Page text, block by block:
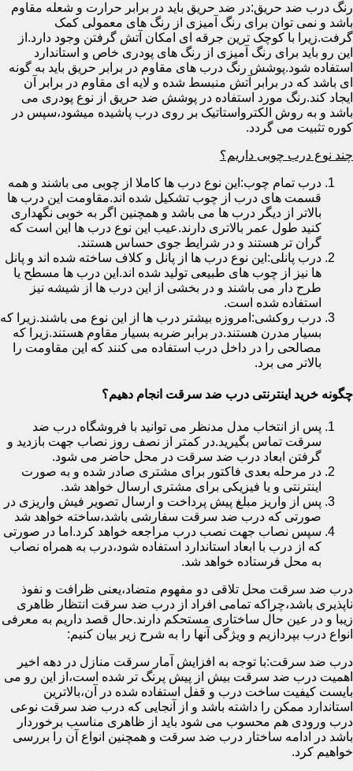
رنگ درب ضد حریق:در ضد حریق باید در برابر حرارت و شعله مقاوم
باشد و نمی توان برای رنگ آمیزی از رنگ های معمولی کمک
گرفت.زیرا با کوچک ترین جرقه ای امکان آتش گرفتن وجود دارد.از
این رو باید برای رنگ آمیزی از رنگ های پودری خاص و استاندارد
استفاده شود.پوشش رنگ درب های مقاوم در برابر حریق باید به گونه
ای باشد که در برابر آتش منبسط شده و لایه ای مقاوم در برابر آن
ایجاد کند.رنگ مورد استفاده در پوشش ضد حریق از نوع پودری می
باشد و به روش الکترواستاتیک بر روی درب پاشیده میشود،سپس در
کوره تثبیت می گردد.
چند نوع درب چوبی داریم؟
درب تمام چوب:این نوع درب ها کاملا از چوبی می باشند و همه
قسمت های درب از چوب تشکیل شده اند.مقاومت این درب ها
بالاتر از دیگر درب ها می باشد و همچنین اگر به خوبی نگهداری
کنید طول عمر بالاتری دارند.عیب این نوع درب ها این است که
گران تر هستند و در شرایط جوی حساس هستند.
درب پانلی:این نوع درب ها از پانل و کلاف ساخته شده اند و پانل
ها نیز از چوب های طبیعی تولید شده اند.این درب ها مسطح یا
طرح دار می باشند و در بخشی از این درب ها از شیشه نیز
استفاده شده است.
درب روکشی:امروزه بیشتر درب ها از این نوع می باشند.زیرا که
بسیار مدرن هستند.در برابر ضربه بسیار مقاوم هستند.زیرا که
مصالحی را در داخل درب استفاده می کنند که این مقاومت را
بالاتر می برد.
چگونه خرید اینترنتی درب ضد سرقت انجام دهیم؟
پس از انتخاب مدل مدنظر می توانید با فروشگاه درب ضد
سرقت تماس بگیرید.در کمتر از نصف روز نصاب جهت بازدید و
گرفتن ابعاد درب ضد سرقت در محل حاضر می شود.
در مرحله بعدی فاکتور برای مشتری صادر شده و به صورت
اینترنتی و یا فیزیکی برای مشتری ارسال خواهد شد.
پس از واریز مبلغ پیش پرداخت و ارسال تصویر فیش واریزی در
صورتی که درب ضد سرقت سفارشی باشد،ساخته خواهد شد
سپس نصاب جهت نصب درب مراجعه خواهد کرد.اما در صورتی
که از درب با ابعاد استاندارد استفاده شود،درب به همراه نصاب
به محل فرستاده خواهد شد.
درب ضد سرقت محل تلاقی دو مفهوم متضاد،یعنی ظرافت و نفوذ
ناپذیری باشد،چراکه تمامی افراد از درب ضد سرقت انتظار ظاهری
زیبا و در عین حال ساختاری مستحکم دارند.حال قصد داریم به معرفی
انواع درب بپردازیم و ویژگی آنها را به شرح زیر بیان کنیم:
درب ضد سرقت:با توجه به افزایش آمار سرقت منازل در دهه اخیر
اهمیت درب ضد سرقت بیش از پیش پرنگ تر شده است،از این رو می
بایست کیفیت ساخت درب و قفل استفاده شده در آن،بالاترین
استاندارد ممکن را داشته باشد و از آنجایی که درب ضد سرقت نوعی
درب ورودی هم محسوب می شود باید از ظاهری مناسب برخوردار
باشد در ادامه ساختار درب ضد سرقت و همچنین انواع آن را بررسی
خواهیم کرد.